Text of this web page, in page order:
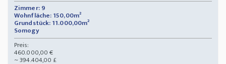
Zimmer: 9
Wohnfläche: 150,00m²
Grundstück: 11.000,00m²
Somogy
Preis:
460.000,00 €
~ 394.404,00 £